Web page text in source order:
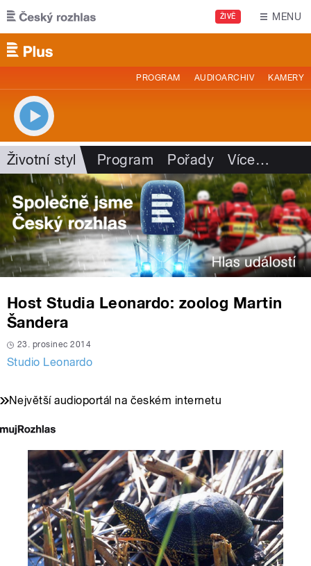
Přejít k hlavnímu obsahu
ŽIVĚ MENU
PROGRAM AUDIOARCHIV KAMERY
Životní styl Program Pořady Více…
Host Studia Leonardo: zoolog Martin
Šandera
23. prosinec 2014
Studio Leonardo
Největší audioportál na českém internetu